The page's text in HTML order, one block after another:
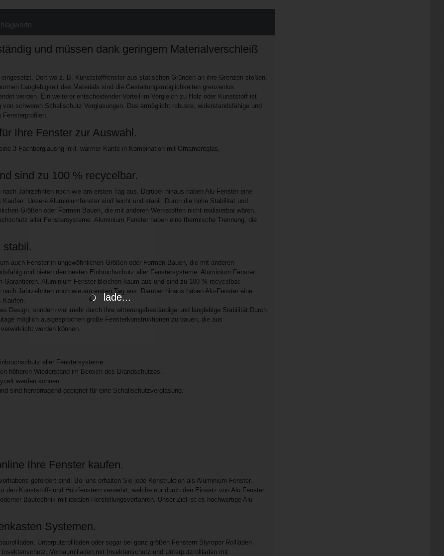
und müssen dank geringem Materialverschleiß
Dort wo z. B. Kunststofffenster aus statischen Gründen an ihre Grenzen stoßen,
Langlebigkeit des Materials sind die Gestaltungsmöglichkeiten grenzenlos.
werden. Ein weiterer entscheidender Vorteil im Vergleich zu Holz oder Kunststoff ist
schweren Schallschutz Verglasungen. Das ermöglicht robuste, widerstandsfähige und
Ihre Fenster zur Auswahl.
3-Fachberglausng inkl. warmer Kante in Kombination mit Ornamentglas,
sind zu 100 % recycelbar.
Jahrzehnten noch wie am ersten Tag aus. Darüber hinaus haben Alu-Fenster eine
Unsere Aluminiumfenster sind leicht und stabil. Durch die hohe Stabilität und
Größen oder Formen Bauen, die mit anderen Werkstoffen nicht realisierbar wären.
aller Fenstersysteme. Aluminium Fenster haben eine thermische Trennung, die
stabil.
auch Fenster in ungewöhnlichen Größen oder Formen Bauen, die mit anderen
und bieten den besten Einbruchschutz aller Fenstersysteme. Aluminium Fenster
Aluminium Fenster bleichen kaum aus und sind zu 100 % recycelbar.
Jahrzehnten noch wie am ersten Tag aus. Darüber hinaus haben Alu-Fenster eine
Design, sondern viel mehr durch ihre witterungsbeständige und langlebige Stabilität.Durch
möglich ausgesprochen große Fensterkonstruktionen zu bauen, die aus
werden können.
aller Fenstersysteme.
höheren Wiederstand im Bereich des Brandschutzes.
werden können.
sind hervorragend geeignet für eine Schallschutzverglasung.
Ihre Fenster kaufen.
gefordert sind. Bei uns erhalten Sie jede Konstruktion als Aluminium Fenster.
den Kunststoff- und Holzfenstern verwehrt, welche nur durch den Einsatz von Alu Fenster
Bautechnik mit idealen Herstellungsverfahren. Unser Ziel ist es hochwertige Alu-
Systemen.
Unterputzrollladen oder sogar bei ganz größen Fenstern Styropor Rollläden
Vorbaurollladen mit Insektenschutz und Unterputzrollladen mit
lade...